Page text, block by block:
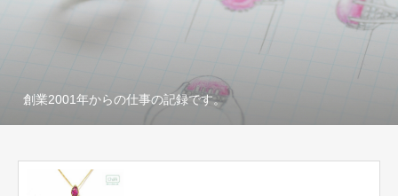
創業2001年からの仕事の記録です。